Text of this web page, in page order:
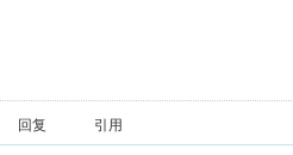
回复 引用